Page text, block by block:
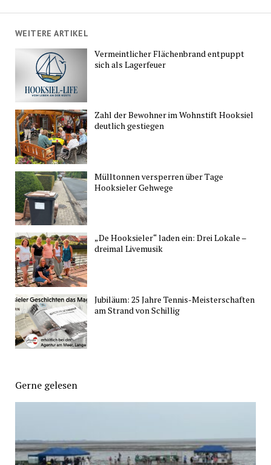
WEITERE ARTIKEL
Vermeintlicher Flächenbrand entpuppt
sich als Lagerfeuer
Zahl der Bewohner im Wohnstift Hooksiel
deutlich gestiegen
Mülltonnen versperren über Tage
Hooksieler Gehwege
„De Hooksieler“ laden ein: Drei Lokale –
dreimal Livemusik
Jubiläum: 25 Jahre Tennis-Meisterschaften
am Strand von Schillig
Gerne gelesen